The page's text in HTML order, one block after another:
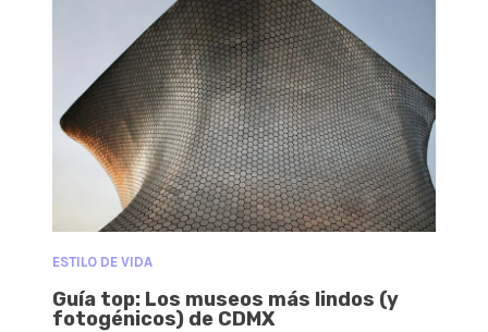
ESTILO DE VIDA
Guía top: Los museos más lindos (y
fotogénicos) de CDMX